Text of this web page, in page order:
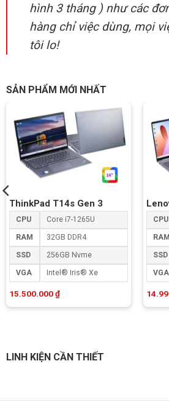
hình 3 tháng ) như các
hàng chỉ việc dùng, mọi
tôi lo!
SẢN PHẨM MỚI NHẤT
ThinkPad T14s Gen 3
CPU Core i7-1265U
RAM 32GB DDR4
SSD 256GB Nvme
VGA Intel® Iris® Xe
15.500.000₫
CPU
RAM
SSD
VGA
LINH KIỆN CẦN THIẾT